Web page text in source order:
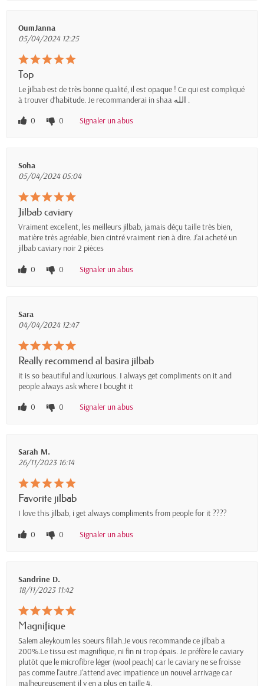
OumJanna
05/04/2024 12:25
Top
Le jilbab est de très bonne qualité, il est opaque ! Ce qui est compliqué
à trouver d’habitude. Je recommanderai in shaa الله .
0
0 Signaler un abus
Soha
05/04/2024 05:04
Jilbab caviary
Vraiment excellent, les meilleurs jilbab, jamais déçu taille très bien,
matière très agréable, bien cintré vraiment rien à dire. J’ai acheté un
jilbab caviary noir 2 pièces
0
0 Signaler un abus
Sara
04/04/2024 12:47
Really recommend al basira jilbab
it is so beautiful and luxurious. I always get compliments on it and
people always ask where I bought it
0
0 Signaler un abus
Sarah M.
26/11/2023 16:14
Favorite jilbab
I love this jilbab, i get always compliments from people for it ????
0
0 Signaler un abus
Sandrine D.
18/11/2023 11:42
Magnifique
Salem aleykoum les soeurs fillah.Je vous recommande ce jilbab a
200%.Le tissu est magnifique, ni fin ni trop épais. Je préfère le caviary
plutôt que le microfibre léger (wool peach) car le caviary ne se froisse
pas comme l'autre.J'attend avec impatience un nouvel arrivage car
malheureusement il y en a plus en taille 4.